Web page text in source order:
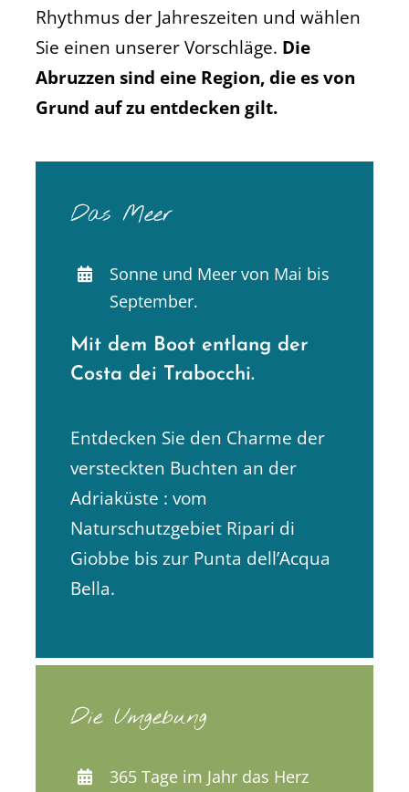
Rhythmus der Jahreszeiten und wählen
Sie einen unserer Vorschläge. Die
Abruzzen sind eine Region, die es von
Grund auf zu entdecken gilt.
Das Meer
Sonne und Meer von Mai bis
September.
Mit dem Boot entlang der
Costa dei Trabocchi.
Entdecken Sie den Charme der
versteckten Buchten an der
Adriaküste : vom
Naturschutzgebiet Ripari di
Giobbe bis zur Punta dell’Acqua
Bella.
Die Umgebung
365 Tage im Jahr das Herz